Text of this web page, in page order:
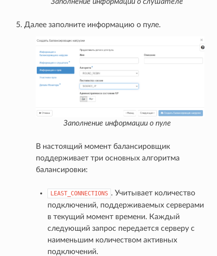
Заполнение информации о слушателе
Далее заполните информацию о пуле.
Заполнение информации о пуле
В настоящий момент балансировщик
поддерживает три основных алгоритма
балансировки:
LEAST_CONNECTIONS . Учитывает количество
подключений, поддерживаемых серверами
в текущий момент времени. Каждый
следующий запрос передается серверу с
наименьшим количеством активных
подключений.